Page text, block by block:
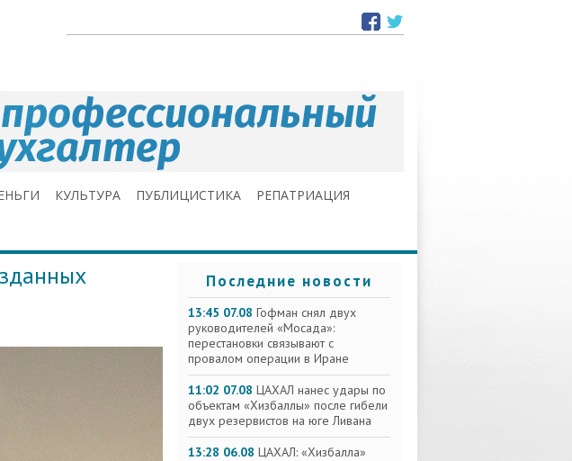
КУЛЬТУРА ПУБЛИЦИСТИКА РЕПАТРИАЦИЯ
Последние новости
13:45 07.08 Гофман снял двух
руководителей «Мосада»:
перестановки связывают с
провалом операции в Иране
11:02 07.08 ЦАХАЛ нанес удары по
объектам «Хизбаллы» после гибели
двух резервистов на юге Ливана
13:28 06.08 ЦАХАЛ: «Хизбалла»